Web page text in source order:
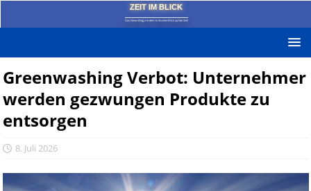
ZEIT IM BLICK
Das News-Blog mit dem kritischen Blick auf die Zeit!
Greenwashing Verbot: Unternehmer
werden gezwungen Produkte zu
entsorgen
8. Juli 2026